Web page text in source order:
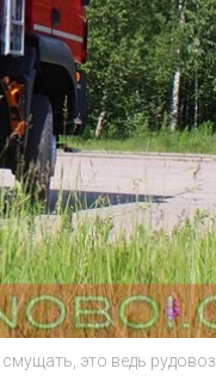
это ведь рудовоз